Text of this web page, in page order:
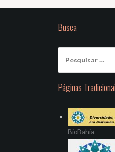
Busca
por:
Páginas
BioBahia